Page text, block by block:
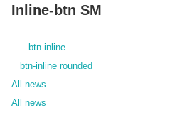
Inline-btn SM
btn-inline
btn-inline rounded
All news
All news